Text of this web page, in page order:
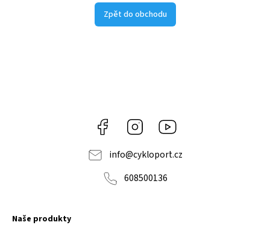
Zpět do obchodu
Facebook Instagram
info@cykloport.cz
608500136
Naše produkty